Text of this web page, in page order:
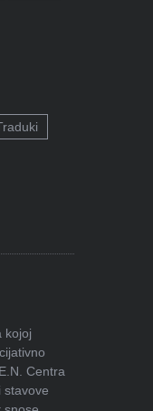
kojoj
Centra
stavove